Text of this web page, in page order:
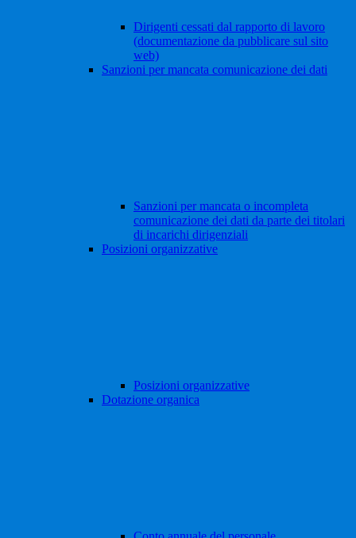
Dirigenti cessati dal rapporto di lavoro
(documentazione da pubblicare sul sito
web)
Sanzioni per mancata comunicazione dei dati
Sanzioni per mancata o incompleta
comunicazione dei dati da parte dei titolari
di incarichi dirigenziali
Posizioni organizzative
Posizioni organizzative
Dotazione organica